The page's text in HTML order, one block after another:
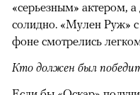
«серьезным» актером,
солидно. «Мулен Руж»
фоне смотрелись
Кто должен был